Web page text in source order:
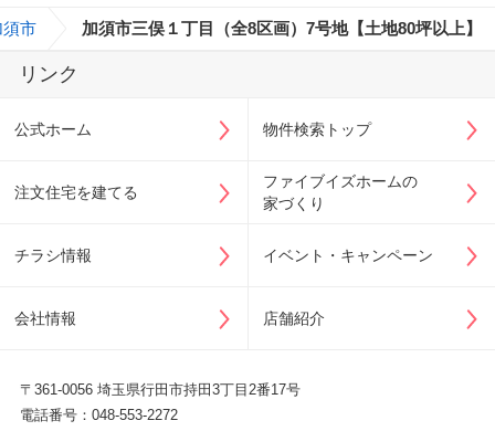
須市 加須市三俣１丁目（全8区画）7号地【土地80坪以上】
リンク
公式ホーム 物件検索トップ
注文住宅を建てる
ファイブイズホームの
家づくり
チラシ情報 イベント・キャンペーン
会社情報 店舗紹介
〒361-0056 埼玉県行田市持田3丁目2番17号
電話番号：048-553-2272